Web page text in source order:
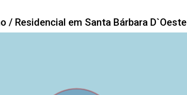
/ Residencial em Santa Bárbara D`Oeste